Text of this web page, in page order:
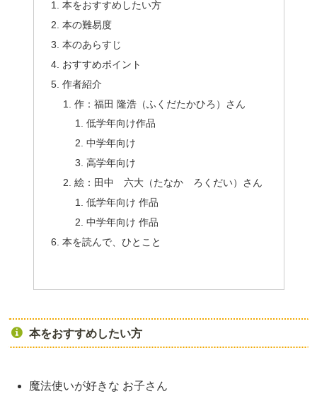
本をおすすめしたい方
本の難易度
本のあらすじ
おすすめポイント
作者紹介
作：福田 隆浩（ふくだたかひろ）さん
低学年向け作品
中学年向け
高学年向け
絵：田中 六大（たなか ろくだい）さん
低学年向け 作品
中学年向け 作品
本を読んで、ひとこと
本をおすすめしたい方
魔法使いが好きな お子さん